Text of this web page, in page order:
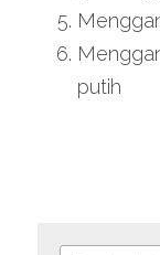
putih